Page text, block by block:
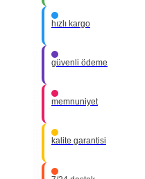
hızlı kargo
güvenli ödeme
memnuniyet
kalite garantisi